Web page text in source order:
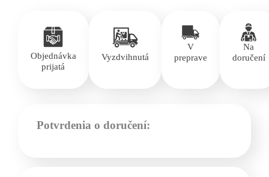
Objednávka
prijatá
Vyzdvihnutá
V
preprave
Na
doručení
Potvrdenia o doručení: